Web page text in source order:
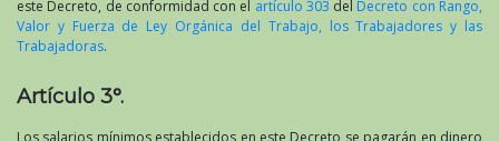
este Decreto, de conformidad con el artículo 303 del Decreto con Rango,
Valor y Fuerza de Ley Orgánica del Trabajo, los Trabajadores y las
Trabajadoras.
Artículo 3°.
Los salarios mínimos establecidos en este Decreto se pagarán en dinero